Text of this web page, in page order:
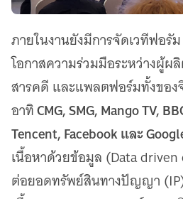
ภายในงานยังมีการจัดเวทีฟอรั
โอกาสความร่วมมือระหว่างผู้ผ
สารคดี และแพลตฟอร์มทั้งของ
อาทิCMG, SMG, Mango TV,
Tencent, Facebook และ
เนื้อหาด้วยข้อมูล (Data
ต่อยอดทรัพย์สินทางปัญญา